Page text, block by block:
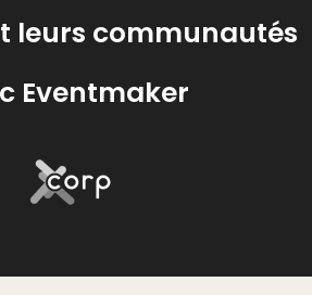
leurs communautés
Eventmaker